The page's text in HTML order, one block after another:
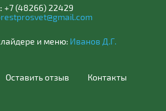
+7 (48266) 22429
и меню: Иванов Д.Г.
Оставить отзыв Контакты